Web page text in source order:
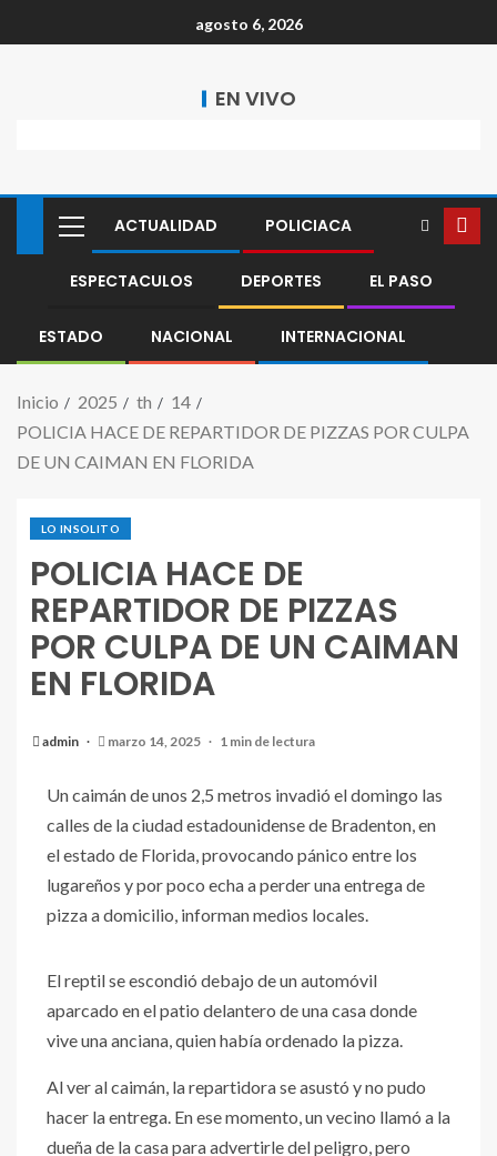
agosto 6, 2026
EN VIVO
ACTUALIDAD POLICIACA
ESPECTACULOS DEPORTES EL PASO
ESTADO NACIONAL INTERNACIONAL
Inicio 2025 th
14
POLICIA HACE DE REPARTIDOR DE PIZZAS POR CULPA
DE UN CAIMAN EN FLORIDA
LO INSOLITO
POLICIA HACE DE
REPARTIDOR DE PIZZAS
POR CULPA DE UN CAIMAN
EN FLORIDA
admin marzo 14, 2025 1 min de lectura
Un caimán de unos 2,5 metros invadió el domingo las
calles de la ciudad estadounidense de Bradenton, en
el estado de Florida, provocando pánico entre los
lugareños y por poco echa a perder una entrega de
pizza a domicilio, informan medios locales.
El reptil se escondió debajo de un automóvil
aparcado en el patio delantero de una casa donde
vive una anciana, quien había ordenado la pizza.
Al ver al caimán, la repartidora se asustó y no pudo
hacer la entrega. En ese momento, un vecino llamó a la
dueña de la casa para advertirle del peligro, pero